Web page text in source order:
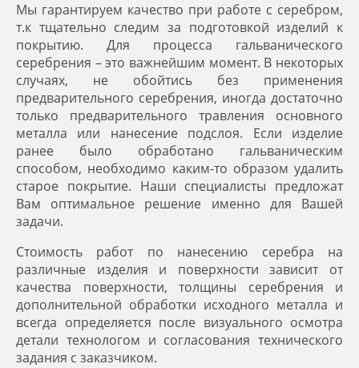
Мы гарантируем качество при работе с серебром,
т.к тщательно следим за подготовкой изделий к
покрытию. Для процесса гальванического
серебрения – это важнейшим момент. В некоторых
случаях, не обойтись без применения
предварительного серебрения, иногда достаточно
только предварительного травления основного
металла или нанесение подслоя. Если изделие
ранее было обработано гальваническим
способом, необходимо каким-то образом удалить
старое покрытие. Наши специалисты предложат
Вам оптимальное решение именно для Вашей
задачи.
Стоимость работ по нанесению серебра на
различные изделия и поверхности зависит от
качества поверхности, толщины серебрения и
дополнительной обработки исходного металла и
всегда определяется после визуального осмотра
детали технологом и согласования технического
задания с заказчиком.